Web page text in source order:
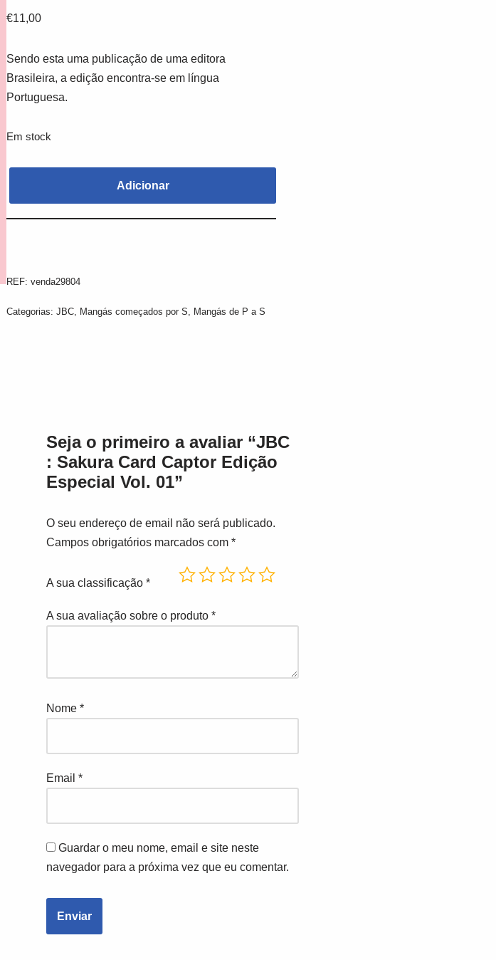
€11,00
Sendo esta uma publicação de uma editora
Brasileira, a edição encontra-se em língua
Portuguesa.
Em stock
Adicionar
REF:venda29804
Categorias:JBC, Mangás começados por S, Mangás de P a S
Seja o primeiro a avaliar “JBC
: Sakura Card Captor Edição
Especial Vol. 01”
O seu endereço de email não será publicado.
Campos obrigatórios marcados com *
A sua classificação *
A sua avaliação sobre o produto *
Nome *
Email *
Guardar o meu nome, email e site neste
navegador para a próxima vez que eu comentar.